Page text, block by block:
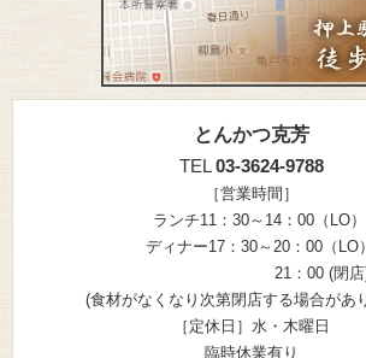
とんかつ克芳
TEL03-3624-9788
［営業時間］
ランチ11：30～14：00（LO）
ディナー17：30～20：00（LO）
21：00 (閉店
(食材がなくなり次第閉店する場合があ
［定休日］水・木曜日
臨時休業有り